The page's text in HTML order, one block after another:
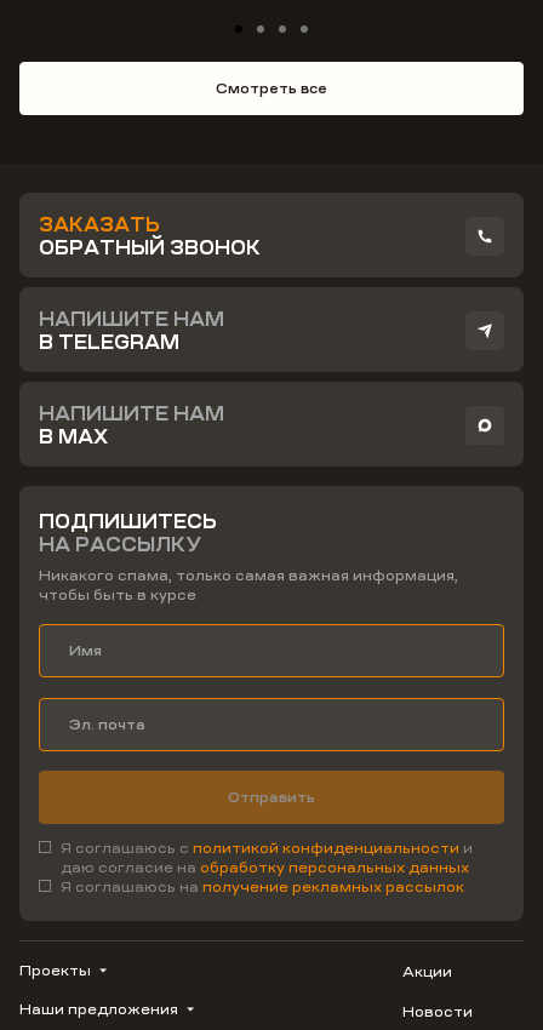
Смотреть все
ЗАКАЗАТЬ
ОБРАТНЫЙ ЗВОНОК
НАПИШИТЕ НАМ
В TELEGRAM
НАПИШИТЕ НАМ
В MAX
ПОДПИШИТЕСЬ
НА РАССЫЛКУ
Никакого спама, только самая важная информация,
чтобы быть в курсе
Отправить
Я соглашаюсь с политикой конфиденциальности и
даю согласие на обработку персональных данных
Я соглашаюсь на получение рекламных рассылок
Проекты
ВЕРН
Наши предложения
Акции
Новости